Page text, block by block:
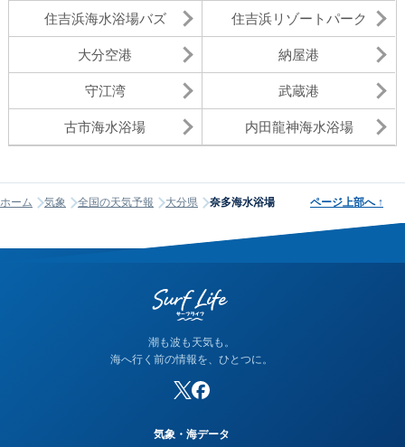
住吉浜海水浴場バズ 住吉浜リゾートパーク
大分空港 納屋港
守江湾 武蔵港
古市海水浴場 内田龍神海水浴場
ホーム 気象 全国の天気予報 大分県 奈多海水浴場 ページ上部へ ↑
潮も波も天気も。
海へ行く前の情報を、ひとつに。
気象・海データ